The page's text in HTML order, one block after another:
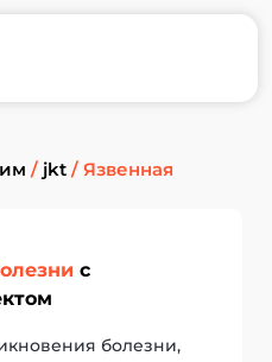
/ jkt/ Язвенная
с
болезни,